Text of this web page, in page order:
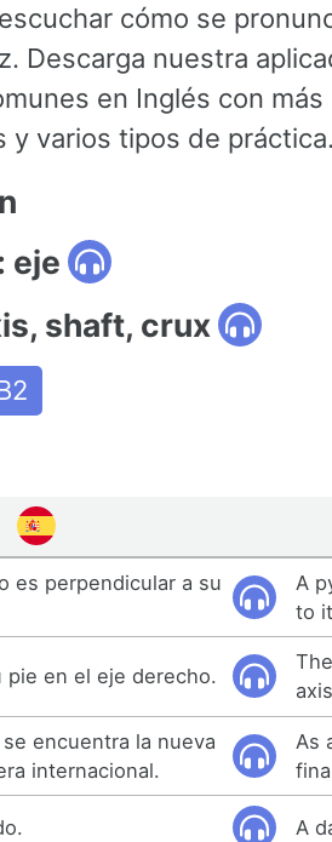
cómo se
Descarga nuestra
en Inglés con
y varios tipos de práctica.
eje
shaft, crux
es perpendicular a su
A
to
pie en el eje derecho.
encuentra la nueva
internacional.
As
A